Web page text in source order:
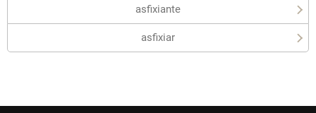
asfixiante
asfixiar